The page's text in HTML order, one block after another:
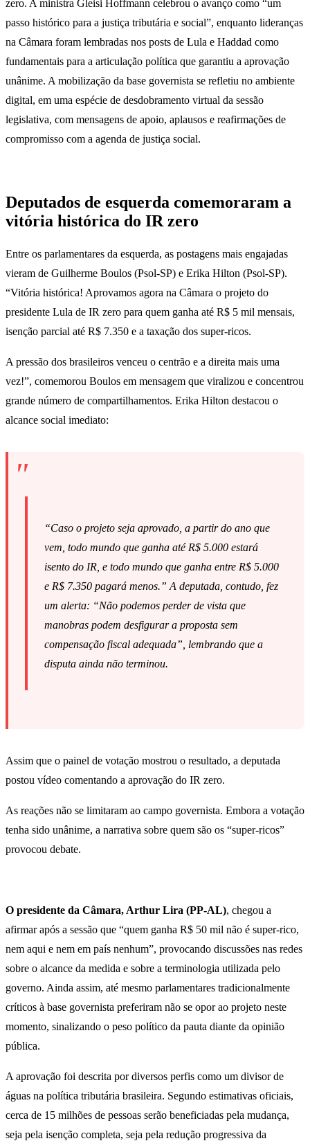
zero. A ministra Gleisi Hoffmann celebrou o avanço como “um
passo histórico para a justiça tributária e social”, enquanto lideranças
na Câmara foram lembradas nos posts de Lula e Haddad como
fundamentais para a articulação política que garantiu a aprovação
unânime. A mobilização da base governista se refletiu no ambiente
digital, em uma espécie de desdobramento virtual da sessão
legislativa, com mensagens de apoio, aplausos e reafirmações de
compromisso com a agenda de justiça social.
Deputados de esquerda comemoraram a
vitória histórica do IR zero
Entre os parlamentares da esquerda, as postagens mais engajadas
vieram de Guilherme Boulos (Psol-SP) e Erika Hilton (Psol-SP).
“Vitória histórica! Aprovamos agora na Câmara o projeto do
presidente Lula de IR zero para quem ganha até R$ 5 mil mensais,
isenção parcial até R$ 7.350 e a taxação dos super-ricos.
A pressão dos brasileiros venceu o centrão e a direita mais uma
vez!”, comemorou Boulos em mensagem que viralizou e concentrou
grande número de compartilhamentos. Erika Hilton destacou o
alcance social imediato:
“Caso o projeto seja aprovado, a partir do ano que
vem, todo mundo que ganha até R$ 5.000 estará
isento do IR, e todo mundo que ganha entre R$ 5.000
e R$ 7.350 pagará menos.” A deputada, contudo, fez
um alerta: “Não podemos perder de vista que
manobras podem desfigurar a proposta sem
compensação fiscal adequada”, lembrando que a
disputa ainda não terminou.
Assim que o painel de votação mostrou o resultado, a deputada
postou vídeo comentando a aprovação do IR zero.
As reações não se limitaram ao campo governista. Embora a votação
tenha sido unânime, a narrativa sobre quem são os “super-ricos”
provocou debate.
O presidente da Câmara, Arthur Lira (PP-AL), chegou a
afirmar após a sessão que “quem ganha R$ 50 mil não é super-rico,
nem aqui e nem em país nenhum”, provocando discussões nas redes
sobre o alcance da medida e sobre a terminologia utilizada pelo
governo. Ainda assim, até mesmo parlamentares tradicionalmente
críticos à base governista preferiram não se opor ao projeto neste
momento, sinalizando o peso político da pauta diante da opinião
pública.
A aprovação foi descrita por diversos perfis como um divisor de
águas na política tributária brasileira. Segundo estimativas oficiais,
cerca de 15 milhões de pessoas serão beneficiadas pela mudança,
seja pela isenção completa, seja pela redução progressiva da